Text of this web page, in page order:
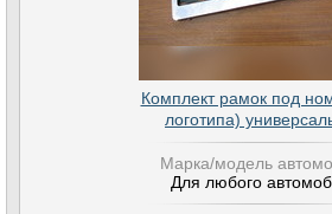
Комплект рамок под
логотипа)
Марка/модель
Для любого